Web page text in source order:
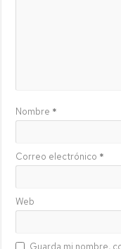
Nombre *
Correo electrónico *
Web
Guarda mi nombre,